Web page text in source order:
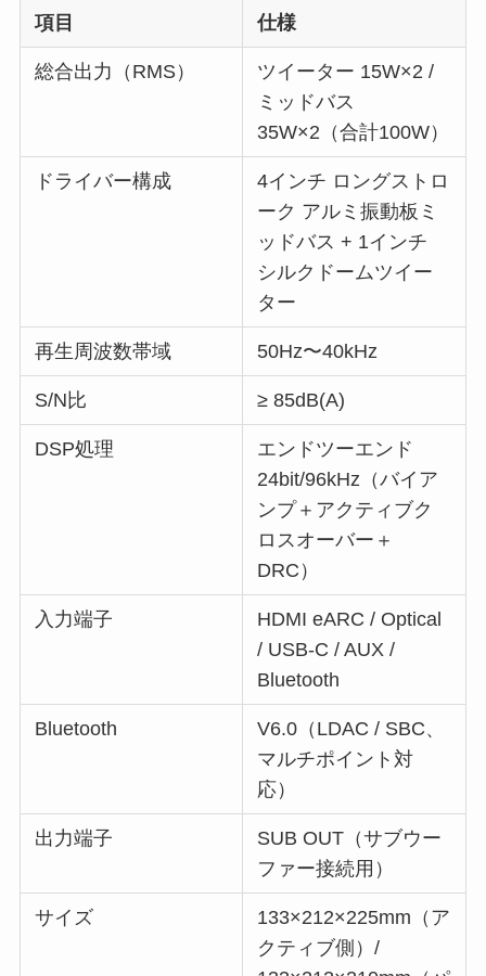
項目 仕様
総合出力（RMS）
ツイーター 15W×2 /
ミッドバス
35W×2（合計100W）
ドライバー構成
4インチ ロングストロ
ーク アルミ振動板ミ
ッドバス + 1インチ
シルクドームツイー
ター
再生周波数帯域 50Hz〜40kHz
S/N比 ≥ 85dB(A)
DSP処理
エンドツーエンド
24bit/96kHz（バイア
ンプ＋アクティブク
ロスオーバー＋
DRC）
入力端子
HDMI eARC / Optical
/ USB-C / AUX /
Bluetooth
Bluetooth
V6.0（LDAC / SBC、
マルチポイント対
応）
出力端子
SUB OUT（サブウー
ファー接続用）
サイズ
133×212×225mm（ア
クティブ側）/